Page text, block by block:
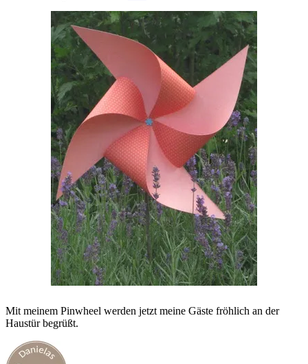
Mit meinem Pinwheel werden jetzt meine Gäste fröhlich an der
Haustür begrüßt.